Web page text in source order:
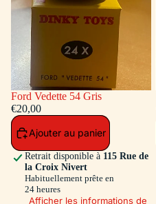
Ford Vedette 54 Gris
€20,00
Ajouter au panier
Retrait disponible à 115 Rue de
la Croix Nivert
Habituellement prête en
24 heures
Afficher les informations de